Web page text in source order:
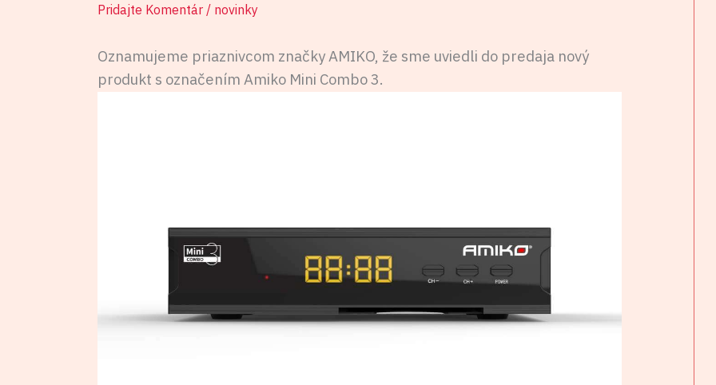
Pridajte Komentár / novinky
Oznamujeme priaznivcom značky AMIKO, že sme uviedli do predaja nový
produkt s označením Amiko Mini Combo 3.